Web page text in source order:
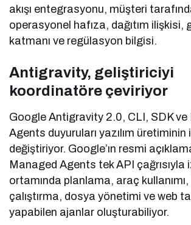
akışı entegrasyonu, müşteri
operasyonel hafıza, dağıtım ilişkisi,
katmanı ve regülasyon bilgisi.
Antigravity, geliştiriciyi
koordinatöre çeviriyor
Google Antigravity 2.0, CLI, SDK ve
Agents duyuruları yazılım üretiminin
değiştiriyor. Google’ın resmi
Managed Agents tek API çağrısıyla
ortamında planlama, araç kullanımı,
çalıştırma, dosya yönetimi ve web
yapabilen ajanlar oluşturabiliyor.